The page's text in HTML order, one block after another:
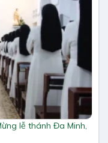
lễ thánh Đa Minh,